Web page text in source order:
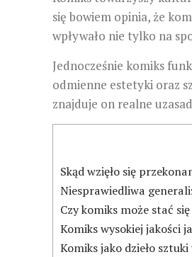
się bowiem opinia, że
wpływało nie tylko na
Jednocześnie komiks
odmienne estetyki oraz
znajduje on realne
Skąd wzięło się
Niesprawiedliwa
Czy komiks może stać
Komiks wysokiej jakości
Komiks jako dzieło